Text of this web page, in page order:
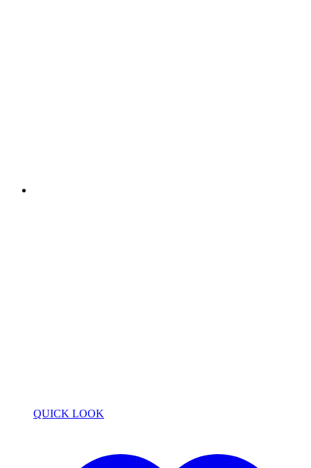
QUICK LOOK